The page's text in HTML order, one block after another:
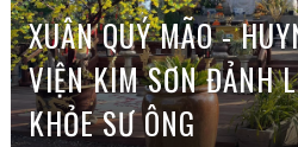
XUÂN QUÝ MÃO -
VIỆN KIM SƠN ĐẢNH
KHỎE SƯ ÔNG